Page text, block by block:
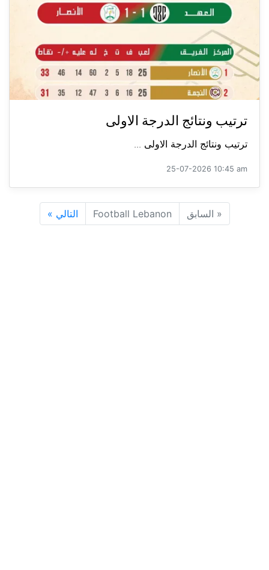
ترتيب ونتائج الدرجة الاولى
ترتيب ونتائج الدرجة الاولى ...
25-07-2026 10:45 am
« السابق Football Lebanon التالي »